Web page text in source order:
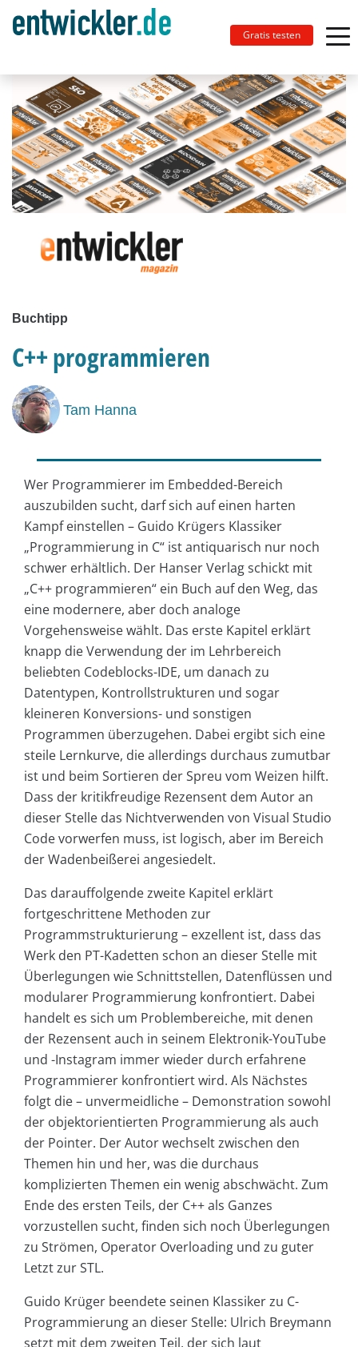
Gratis testen
Buchtipp
C++ programmieren
Tam Hanna
Wer Programmierer im Embedded-Bereich
auszubilden sucht, darf sich auf einen harten
Kampf einstellen – Guido Krügers Klassiker
„Programmierung in C“ ist antiquarisch nur noch
schwer erhältlich. Der Hanser Verlag schickt mit
„C++ programmieren“ ein Buch auf den Weg, das
eine modernere, aber doch analoge
Vorgehensweise wählt. Das erste Kapitel erklärt
knapp die Verwendung der im Lehrbereich
beliebten Codeblocks-IDE, um danach zu
Datentypen, Kontrollstrukturen und sogar
kleineren Konversions- und sonstigen
Programmen überzugehen. Dabei ergibt sich eine
steile Lernkurve, die allerdings durchaus zumutbar
ist und beim Sortieren der Spreu vom Weizen hilft.
Dass der kritikfreudige Rezensent dem Autor an
dieser Stelle das Nichtverwenden von Visual Studio
Code vorwerfen muss, ist logisch, aber im Bereich
der Wadenbeißerei angesiedelt.
Das darauffolgende zweite Kapitel erklärt
fortgeschrittene Methoden zur
Programmstrukturierung – exzellent ist, dass das
Werk den PT-Kadetten schon an dieser Stelle mit
Überlegungen wie Schnittstellen, Datenflüssen und
modularer Programmierung konfrontiert. Dabei
handelt es sich um Problembereiche, mit denen
der Rezensent auch in seinem Elektronik-YouTube
und -Instagram immer wieder durch erfahrene
Programmierer konfrontiert wird. Als Nächstes
folgt die – unvermeidliche – Demonstration sowohl
der objektorientierten Programmierung als auch
der Pointer. Der Autor wechselt zwischen den
Themen hin und her, was die durchaus
komplizierten Themen ein wenig abschwächt. Zum
Ende des ersten Teils, der C++ als Ganzes
vorzustellen sucht, finden sich noch Überlegungen
zu Strömen, Operator Overloading und zu guter
Letzt zur STL.
Guido Krüger beendete seinen Klassiker zu C-
Programmierung an dieser Stelle: Ulrich Breymann
setzt mit dem zweiten Teil, der sich laut